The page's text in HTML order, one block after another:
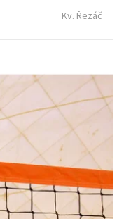
Kv. Řezáč